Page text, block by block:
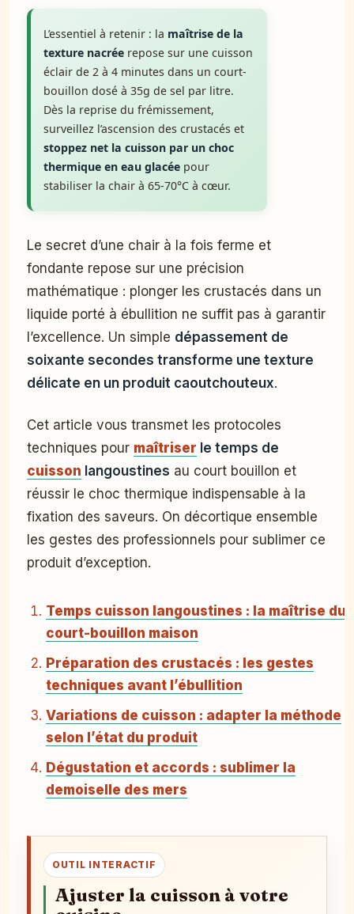
L’essentiel à retenir : la maîtrise de la
texture nacrée repose sur une cuisson
éclair de 2 à 4 minutes dans un court-
bouillon dosé à 35g de sel par litre.
Dès la reprise du frémissement,
surveillez l’ascension des crustacés et
stoppez net la cuisson par un choc
thermique en eau glacée pour
stabiliser la chair à 65-70°C à cœur.
Le secret d’une chair à la fois ferme et
fondante repose sur une précision
mathématique : plonger les crustacés dans un
liquide porté à ébullition ne suffit pas à garantir
l’excellence. Un simple dépassement de
soixante secondes transforme une texture
délicate en un produit caoutchouteux.
Cet article vous transmet les protocoles
techniques pour maîtriser le temps de
cuisson langoustines au court bouillon et
réussir le choc thermique indispensable à la
fixation des saveurs. On décortique ensemble
les gestes des professionnels pour sublimer ce
produit d’exception.
Temps cuisson langoustines : la maîtrise du
court-bouillon maison
Préparation des crustacés : les gestes
techniques avant l’ébullition
Variations de cuisson : adapter la méthode
selon l’état du produit
Dégustation et accords : sublimer la
demoiselle des mers
OUTIL INTERACTIF
Ajuster la cuisson à votre